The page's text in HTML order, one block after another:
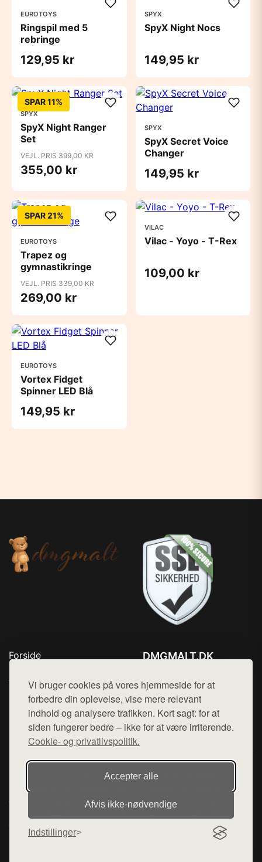
Vi bruger cookies på vores hjemmeside for at
forbedre din oplevelse, vise mere relevant
indhold og analysere trafikken. Kort sagt: for at
siden fungerer bedre – ikke for at være irriterende.
Cookie- og privatlivspolitik.
Accepter alle
Afvis ikke‑nødvendige
Indstillinger
EUROTOYS
Ringspil med 5
rebringe
129,95 kr
SPYX
SpyX Night Nocs
149,95 kr
SPAR 11%
SPYX
SpyX Night Ranger
Set
VEJL. PRIS 399,00 KR
355,00 kr
SPYX
SpyX Secret Voice
Changer
149,95 kr
SPAR 21%
EUROTOYS
Trapez og
gymnastikringe
VEJL. PRIS 339,00 KR
269,00 kr
VILAC
Vilac - Yoyo - T-Rex
109,00 kr
EUROTOYS
Vortex Fidget
Spinner LED Blå
149,95 kr
Forside
Top Rabatter
Blog
Kontakt
DMGMALT.DK
Mail: hej@want.dk
Cookie- og privatlivspolitik
Denne side er en del af want.dk, der udgiver en række
hjemmesider med præsentation af forskellige produkter fra
diverse webshops. Der sælges ikke varer fra denne side - vi
henviser til de shops, som sælger varen. Vi har heller ikke
varerne på lager.